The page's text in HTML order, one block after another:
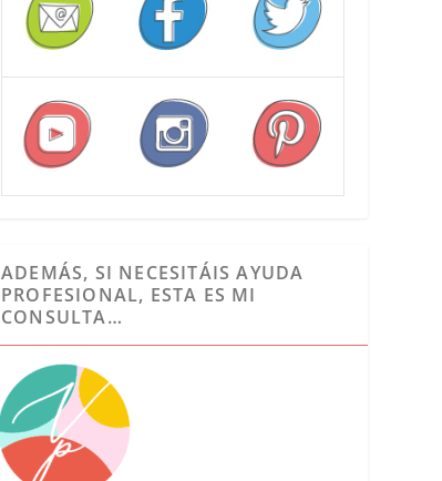
ADEMÁS, SI NECESITÁIS AYUDA
PROFESIONAL, ESTA ES MI
CONSULTA…